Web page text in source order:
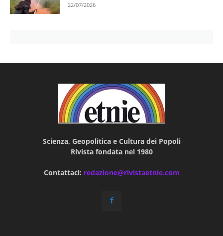
22/07/2026
Scienza, Geopolitica e Cultura dei Popoli
Rivista fondata nel 1980
Contattaci: redazione@rivistaetnie.com